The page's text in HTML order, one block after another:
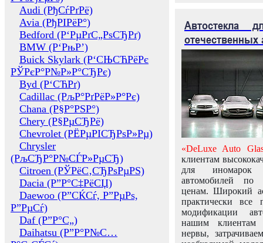
Audi (РђСѓРґРё)
Avia (РђРІРёР°)
Bedford (Р‘РµРґС„РѕСЂРґ)
BMW (Р‘РњР’)
Buick Skylark (Р‘СЊСЋРёРє
РЎРєР°Р№Р»Р°СЂРє)
Byd (Р‘СЋРґ)
Cadillac (РљР°РґРёР»Р°Рє)
Chana (Р§Р°РЅР°)
Chery (Р§РµСЂРё)
Chevrolet (РЁРµРІСЂРѕР»Рµ)
Chrysler
(РљСЂР°Р№СЃР»РµСЂ)
Citroen (РЎРёС‚СЂРѕРµРЅ)
Dacia (Р”Р°С‡РёСЏ)
Daewoo (Р”СЌСѓ, Р”РµРѕ,
Р”РµСѓ)
Daf (Р”Р°С„)
Daihatsu (Р”Р°Р№С…
Автостекла
отечественных
«DeLuxe Auto
клиентам
для иномарок
автомобилей
ценам. Широкий
практически все
модификации
нашим клиентам
нервы,